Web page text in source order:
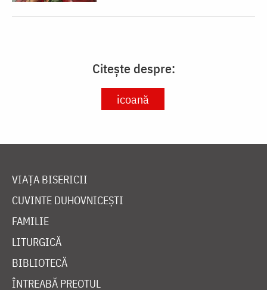
Citește despre:
icoană
VIAȚA BISERICII
CUVINTE DUHOVNICEȘTI
FAMILIE
LITURGICĂ
BIBLIOTECĂ
ÎNTREABĂ PREOTUL